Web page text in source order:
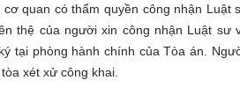
quan có thẩm quyền công nhận Luật
thệ của người xin công nhận Luật sư
tại phòng hành chính của Tòa án.
xét xử công khai.